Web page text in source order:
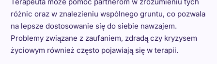
różnic oraz w znalezieniu wspólnego gruntu, co pozwala
na lepsze dostosowanie się do siebie nawzajem.
Problemy związane z zaufaniem, zdradą czy kryzysem
życiowym również często pojawiają się w terapii.